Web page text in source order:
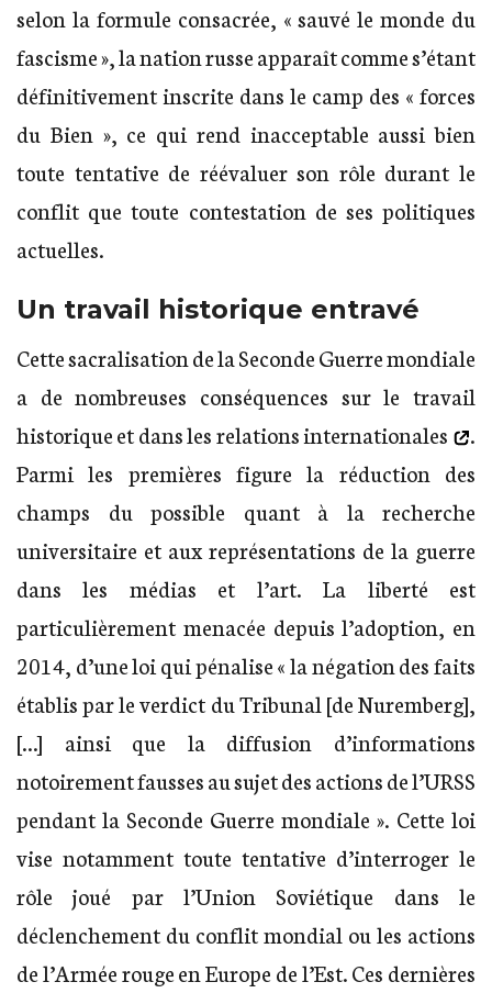
selon la formule consacrée, « sauvé le monde du
fascisme », la nation russe apparaît comme s’étant
définitivement inscrite dans le camp des « forces
du Bien », ce qui rend inacceptable aussi bien
toute tentative de réévaluer son rôle durant le
conflit que toute contestation de ses politiques
actuelles.
Un travail historique entravé
Cette sacralisation de la Seconde Guerre mondiale
a de nombreuses conséquences sur le travail
historique etdans les relations internationales
.
Parmi les premières figure la réduction des
champs du possible quant à la recherche
universitaire et aux représentations de la guerre
dans les médias et l’art. La liberté est
particulièrement menacée depuis l’adoption, en
2014, d’une loi qui pénalise « la négation des faits
établis par le verdict du Tribunal [de Nuremberg],
[…] ainsi que la diffusion d’informations
notoirement fausses au sujet des actions de l’URSS
pendant la Seconde Guerre mondiale ». Cette loi
vise notamment toute tentative d’interroger le
rôle joué par l’Union Soviétique dans le
déclenchement du conflit mondial ou les actions
de l’Armée rouge en Europe de l’Est. Ces dernières